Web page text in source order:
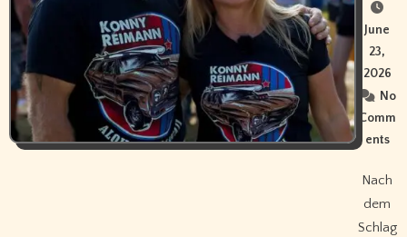
June
23,
2026
No
Comm
ents
Nach
dem
Schlag